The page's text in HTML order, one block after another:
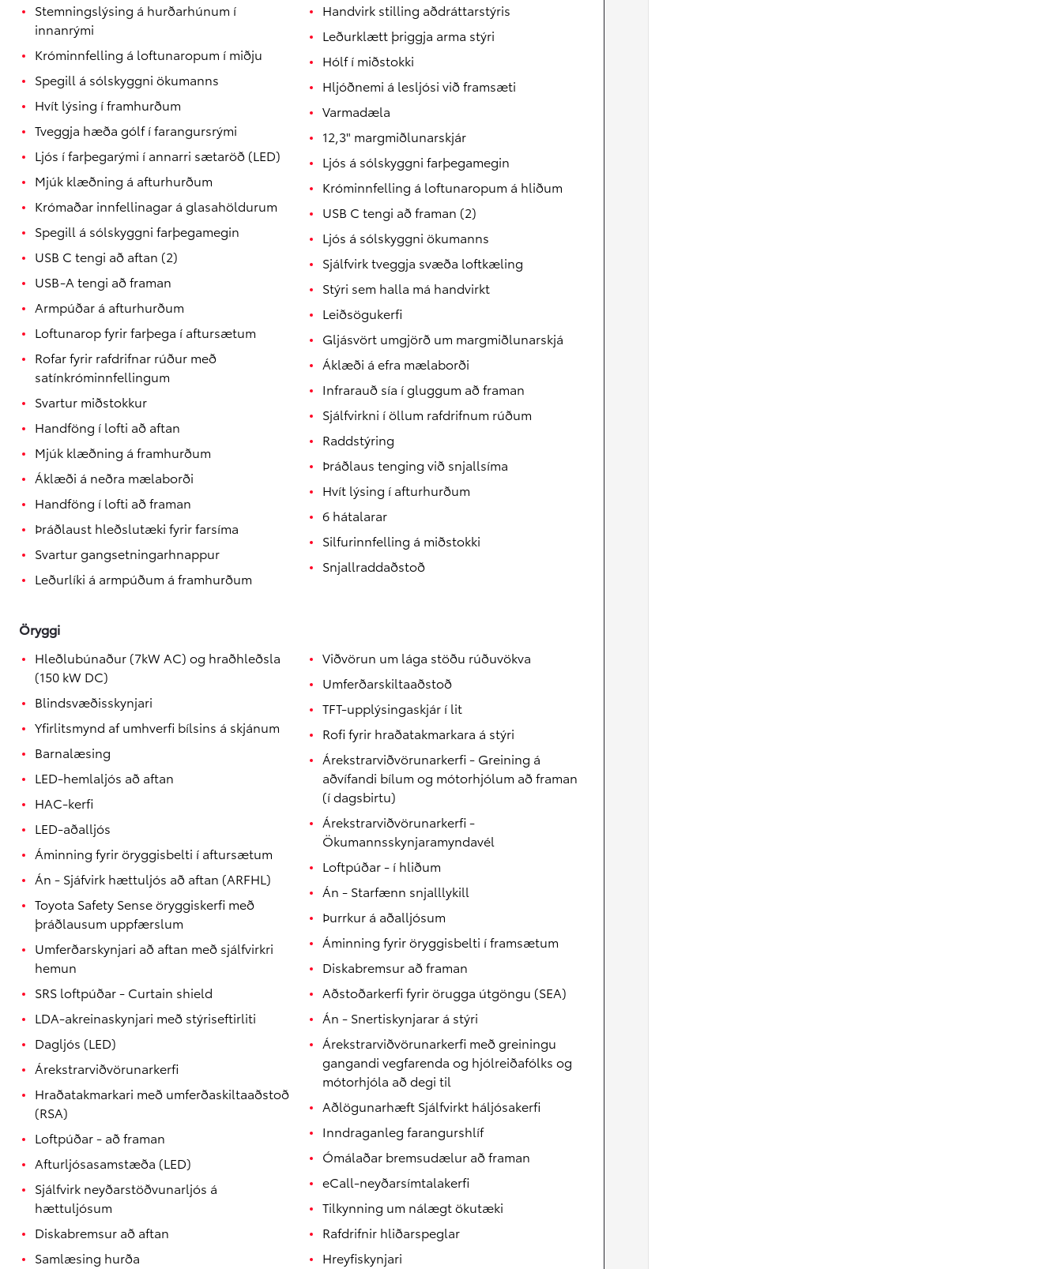
Hilux
Proace City
RAFMAGN OG DÍSIL
Verð frá
Upplýsingar um verð og vöruframboð eru birtar með fyrirvara um villur
Stemningslýsing á hurðarhúnum í
innanrými
Króminnfelling á loftunaropum í miðju
Spegill á sólskyggni ökumanns
Hvít lýsing í framhurðum
Tveggja hæða gólf í farangursrými
Ljós í farþegarými í annarri sætaröð (LED)
Mjúk klæðning á afturhurðum
Krómaðar innfellinagar á glasahöldurum
Spegill á sólskyggni farþegamegin
USB C tengi að aftan (2)
USB-A tengi að framan
Armpúðar á afturhurðum
Loftunarop fyrir farþega í aftursætum
Rofar fyrir rafdrifnar rúður með
satínkróminnfellingum
Svartur miðstokkur
Handföng í lofti að aftan
Mjúk klæðning á framhurðum
Áklæði á neðra mælaborði
Handföng í lofti að framan
Þráðlaust hleðslutæki fyrir farsíma
Svartur gangsetningarhnappur
Leðurlíki á armpúðum á framhurðum
Handvirk stilling aðdráttarstýris
Leðurklætt þriggja arma stýri
Hólf í miðstokki
Hljóðnemi á lesljósi við framsæti
Varmadæla
12,3" margmiðlunarskjár
Ljós á sólskyggni farþegamegin
Króminnfelling á loftunaropum á hliðum
USB C tengi að framan (2)
Ljós á sólskyggni ökumanns
Sjálfvirk tveggja svæða loftkæling
Stýri sem halla má handvirkt
Leiðsögukerfi
Gljásvört umgjörð um margmiðlunarskjá
Áklæði á efra mælaborði
Infrarauð sía í gluggum að framan
Sjálfvirkni í öllum rafdrifnum rúðum
Raddstýring
Þráðlaus tenging við snjallsíma
Hvít lýsing í afturhurðum
6 hátalarar
Silfurinnfelling á miðstokki
Snjallraddaðstoð
Öryggi
Hleðlubúnaður (7kW AC) og hraðhleðsla
(150 kW DC)
Blindsvæðisskynjari
Yfirlitsmynd af umhverfi bílsins á skjánum
Barnalæsing
LED-hemlaljós að aftan
HAC-kerfi
LED-aðalljós
Áminning fyrir öryggisbelti í aftursætum
Án - Sjáfvirk hættuljós að aftan (ARFHL)
Toyota Safety Sense öryggiskerfi með
þráðlausum uppfærslum
Umferðarskynjari að aftan með sjálfvirkri
hemun
SRS loftpúðar - Curtain shield
LDA-akreinaskynjari með stýriseftirliti
Dagljós (LED)
Árekstrarviðvörunarkerfi
Hraðatakmarkari með umferðaskiltaaðstoð
(RSA)
Loftpúðar - að framan
Afturljósasamstæða (LED)
Sjálfvirk neyðarstöðvunarljós á
hættuljósum
Diskabremsur að aftan
Samlæsing hurða
Viðvörun um lága stöðu rúðuvökva
Umferðarskiltaaðstoð
TFT-upplýsingaskjár í lit
Rofi fyrir hraðatakmarkara á stýri
Árekstrarviðvörunarkerfi - Greining á
aðvífandi bílum og mótorhjólum að framan
(í dagsbirtu)
Árekstrarviðvörunarkerfi -
Ökumannsskynjaramyndavél
Loftpúðar - í hliðum
Án - Starfænn snjalllykill
Þurrkur á aðalljósum
Áminning fyrir öryggisbelti í framsætum
Diskabremsur að framan
Aðstoðarkerfi fyrir örugga útgöngu (SEA)
Án - Snertiskynjarar á stýri
Árekstrarviðvörunarkerfi með greiningu
gangandi vegfarenda og hjólreiðafólks og
mótorhjóla að degi til
Aðlögunarhæft Sjálfvirkt háljósakerfi
Inndraganleg farangurshlíf
Ómálaðar bremsudælur að framan
eCall-neyðarsímtalakerfi
Tilkynning um nálægt ökutæki
Rafdrifnir hliðarspeglar
Hreyfiskynjari